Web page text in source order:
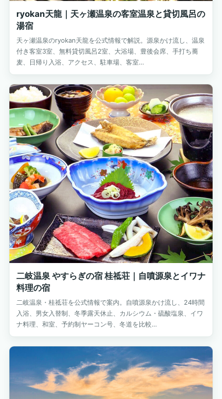
ryokan天龍｜天ヶ瀬温泉の客室温泉と貸切風呂の
湯宿
天ヶ瀬温泉のryokan天龍を公式情報で解説。源泉かけ流し、温泉
付き客室3室、無料貸切風呂2室、大浴場、豊後会席、手打ち蕎
麦、日帰り入浴、アクセス、駐車場、客室…
二岐温泉 やすらぎの宿 桂祗荘｜自噴源泉とイワナ
料理の宿
二岐温泉・桂祗荘を公式情報で案内。自噴源泉かけ流し、24時間
入浴、男女入替制、冬季露天休止、カルシウム・硫酸塩泉、イワ
ナ料理、和室、予約制ヤーコン号、冬道を比較…